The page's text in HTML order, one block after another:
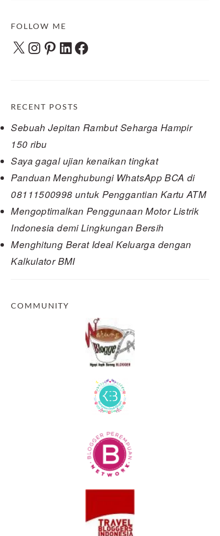
FOLLOW ME
X Instagram
Pinterest
LinkedInFacebook
RECENT POSTS
Sebuah Jepitan Rambut Seharga Hampir
150 ribu
Saya gagal ujian kenaikan tingkat
Panduan Menghubungi WhatsApp BCA di
08111500998 untuk Penggantian Kartu ATM
Mengoptimalkan Penggunaan Motor Listrik
Indonesia demi Lingkungan Bersih
Menghitung Berat Ideal Keluarga dengan
Kalkulator BMI
COMMUNITY